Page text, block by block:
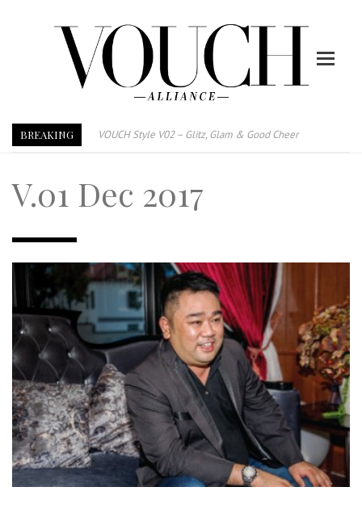
BREAKING
VOUCH Style V02 – Glitz, Glam & Good Cheer
TRI TOWER – 新地标公寓毗邻未来柔新捷运站
打造一个优质智能经商环境
PUMM JOHOR – Break Through 乘风破浪，扬帆起航 2021
V.01 Dec 2017